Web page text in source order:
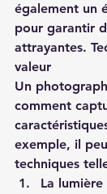
également un
pour garantir
attrayantes.
valeur
Un
comment
exemple, il
techniques
La